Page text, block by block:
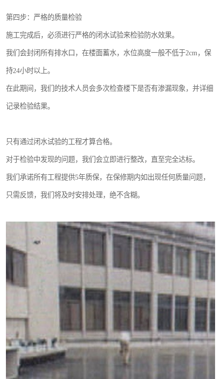
第四步：严格的质量检验
施工完成后，必须进行严格的闭水试验来检验防水效果。
我们会封闭所有排水口，在楼面蓄水，水位高度一般不低于2cm，保
持24小时以上。
在此期间，我们的技术人员会多次检查楼下是否有渗漏现象，并详细
记录检验结果。
只有通过闭水试验的工程才算合格。
对于检验中发现的问题，我们会立即进行整改，直至完全达标。
我们承诺所有工程提供5年质保，在保修期内如出现任何质量问题，
只需反馈，我们将及时安排处理，绝不含糊。